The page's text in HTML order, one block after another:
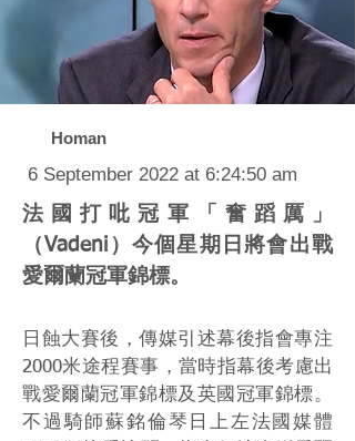
Homan
6 September 2022 at 6:24:50 am
法國打吡冠軍「奮蹈厲」
（Vadeni）今個星期日將會出戰
愛爾蘭冠軍錦標。
日蝕大賽後，傳媒引述幕後指會專注
2000米途程賽事，當時指幕後考慮出
戰愛爾蘭冠軍錦標及英國冠軍錦標。
不過騎師蘇銘倫琴日上左法國媒體